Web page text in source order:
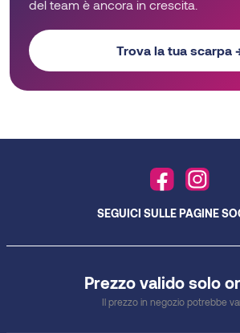
del team è ancora in crescita.
Trova la tua scarpa
Prezzo valido solo
Il prezzo in negozio potrebbe
SEGUICI SULLE PAGINE